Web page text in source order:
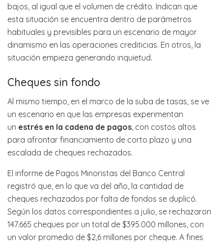
bajos, al igual que el volumen de crédito. Indican que
esta situación se encuentra dentro de parámetros
habituales y previsibles para un escenario de mayor
dinamismo en las operaciones crediticias. En otros, la
situación empieza generando inquietud.
Cheques sin fondo
Al mismo tiempo, en el marco de la suba de tasas, se ve
un escenario en que las empresas experimentan
un estrés en la cadena de pagos , con costos altos
para afrontar financiamiento de corto plazo y una
escalada de cheques rechazados.
El informe de Pagos Minoristas del Banco Central
registró que, en lo que va del año, la cantidad de
cheques rechazados por falta de fondos se duplicó.
Según los datos correspondientes a julio, se rechazaron
147.665 cheques por un total de $395.000 millones, con
un valor promedio de $2,6 millones por cheque. A fines